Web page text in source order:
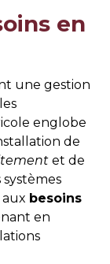
en
une gestion
englobe
de
et de
systèmes
besoins
en